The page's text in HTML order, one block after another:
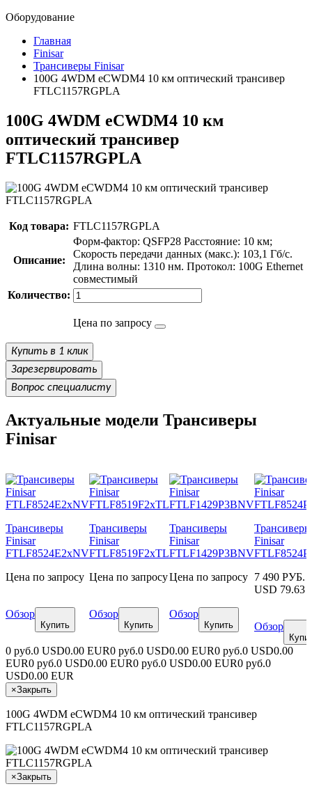
Оборудование
Главная
Finisar
Трансиверы Finisar
100G 4WDM eCWDM4 10 км оптический трансивер
FTLC1157RGPLA
100G 4WDM eCWDM4 10 км
оптический трансивер
FTLC1157RGPLA
Код товара: FTLC1157RGPLA
Описание:
Форм-фактор: QSFP28 Расстояние: 10 км;
Скорость передачи данных (макс.): 103,1 Гб/с.
Длина волны: 1310 нм. Протокол: 100G Ethernet
совместимый
Количество:
Цена по запросу
Купить в 1 клик
Зарезервировать
Вопрос специалисту
Актуальные модели Трансиверы
Finisar
Трансиверы
Finisar
FTLF8524E2xNV
Цена по запросу
Обзор
Купить
Трансиверы
Finisar
FTLF8519F2xTL
Цена по запросу
Обзор
Купить
Трансиверы
Finisar
FTLF1429P3BNV
Цена по запросу
Обзор
Купить
Трансиверы
Finisar
7 490 РУБ.
USD 79.63
Обзор
0 руб.0 USD0.00 EUR0 руб.0 USD0.00 EUR0 руб.0 USD0.00
EUR0 руб.0 USD0.00 EUR0 руб.0 USD0.00 EUR0 руб.0
USD0.00 EUR
×Закрыть
100G 4WDM eCWDM4 10 км оптический трансивер
FTLC1157RGPLA
×Закрыть